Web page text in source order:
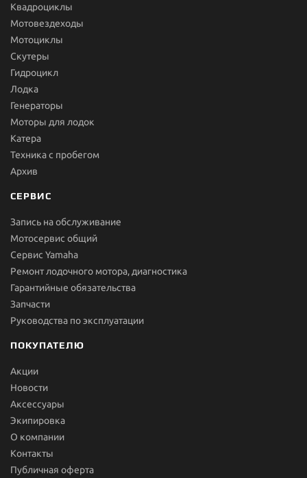
Квадроциклы
Мотовездеходы
Мотоциклы
Скутеры
Гидроцикл
Лодка
Генераторы
Моторы для лодок
Катера
Техника с пробегом
Архив
СЕРВИС
Запись на обслуживание
Мотосервис общий
Сервис Yamaha
Ремонт лодочного мотора, диагностика
Гарантийные обязательства
Запчасти
Руководства по эксплуатации
ПОКУПАТЕЛЮ
Акции
Новости
Aксессуары
Экипировка
О компании
Контакты
Публичная оферта